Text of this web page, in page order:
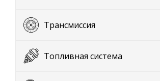
Трансмиссия
Топливная система